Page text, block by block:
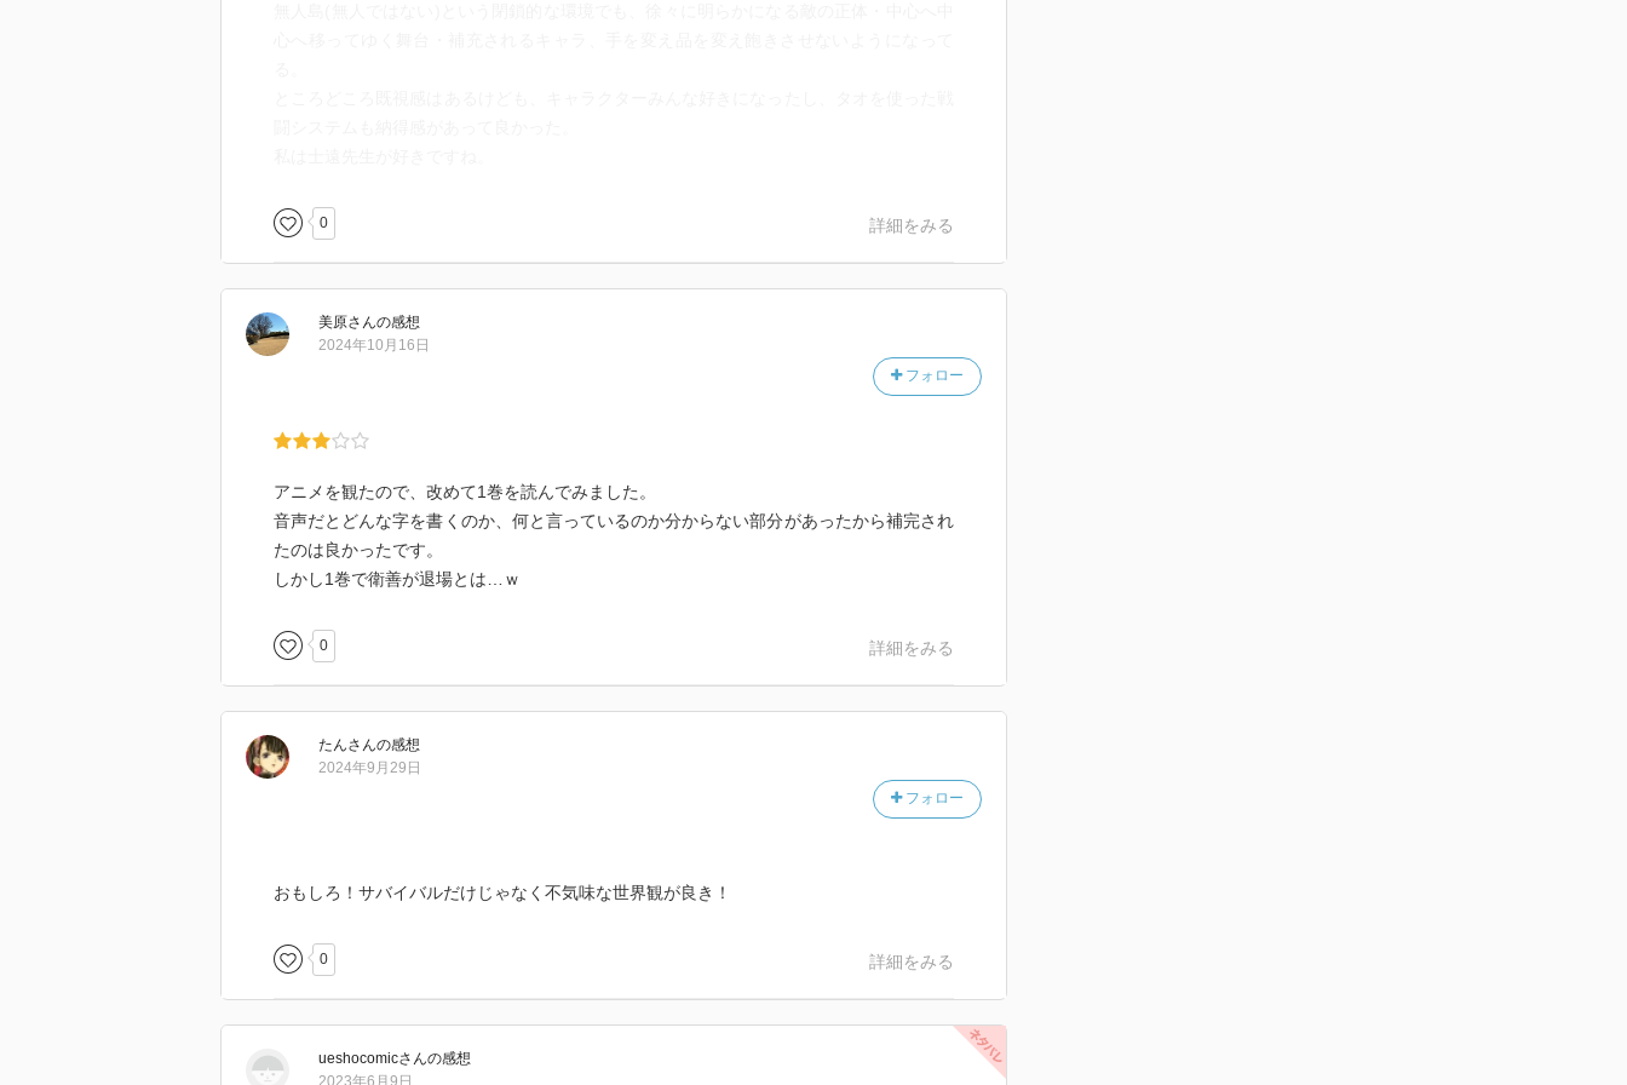
0 詳細をみる
美原さんの感想
フォロー
2024年10月16日
アニメを観たので、改めて1巻を読んでみました。
音声だとどんな字を書くのか、何と言っているのか分からない部分があったから補完され
たのは良かったです。
しかし1巻で衛善が退場とは…ｗ
0 詳細をみる
たんさんの感想
フォロー
2024年9月29日
おもしろ！サバイバルだけじゃなく不気味な世界観が良き！
0 詳細をみる
ueshocomicさんの感想
2023年6月9日